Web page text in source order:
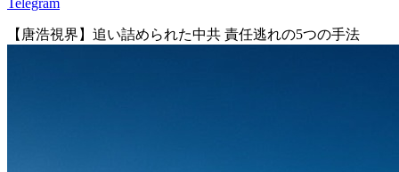
【唐浩視界】追い詰められた中共 責任逃れの5つの手法